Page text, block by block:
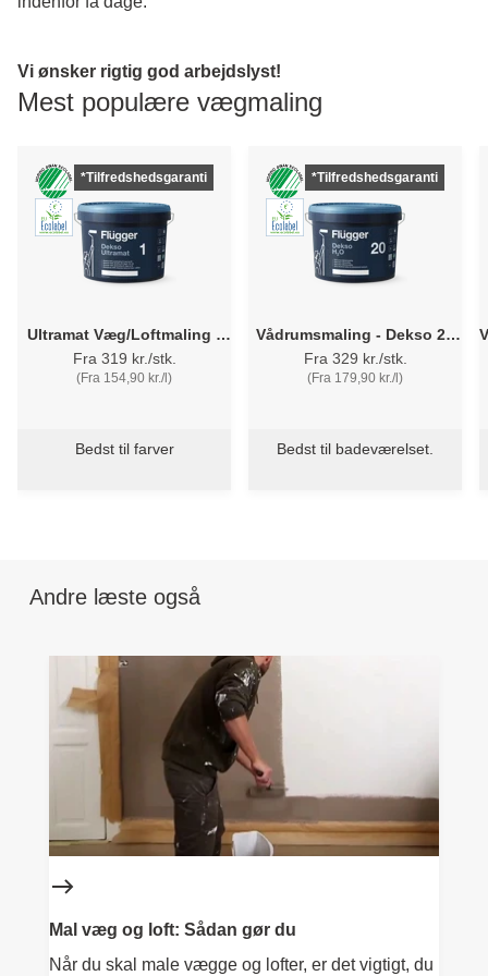
Vi ønsker rigtig god arbejdslyst!
Mest populære vægmaling
*Tilfredshedsgaranti
Ultramat Væg/Loftmaling -
Flügger Dekso 1
Fra 319 kr./stk.
(Fra 154,90 kr./l)
Bedst til farver
*Tilfredshedsgaranti
Vådrumsmaling - Dekso 20
H2O Flügger
Fra 329 kr./stk.
(Fra 179,90 kr./l)
Bedst til badeværelset.
Andre læste også
Mal væg og loft: Sådan gør du
Når du skal male vægge og lofter, er det vigtigt, du